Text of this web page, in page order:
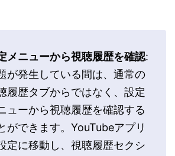
メニューから視聴履歴を確認:
が発生している間は、通常の
履歴タブからではなく、設定
ューから視聴履歴を確認する
ができます。YouTubeアプリ
定に移動し、視聴履歴セクシ